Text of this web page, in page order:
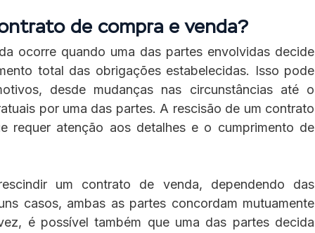
de compra e venda?
ocorre quando uma das partes envolvidas decide
total das obrigações estabelecidas. Isso pode
desde mudanças nas circunstâncias até o
por uma das partes. A rescisão de um contrato
requer atenção aos detalhes e o cumprimento de
um contrato de venda, dependendo das
casos, ambas as partes concordam mutuamente
é possível também que uma das partes decida